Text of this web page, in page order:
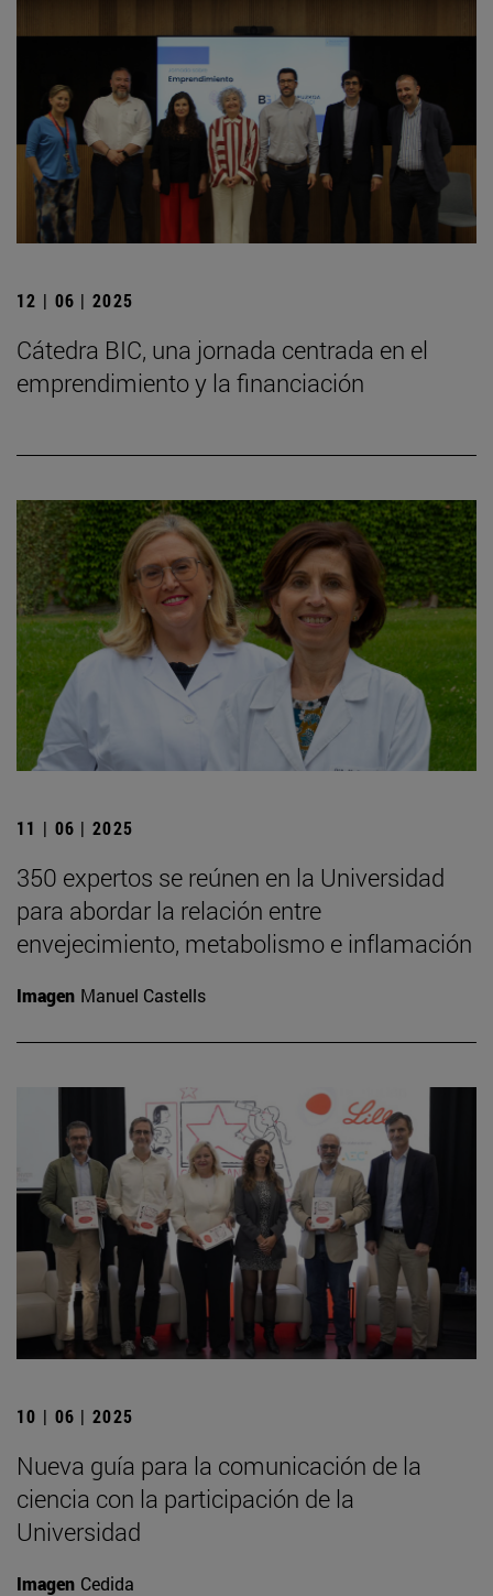
12 | 06 | 2025
Cátedra BIC, una jornada centrada en el
emprendimiento y la financiación
11 | 06 | 2025
350 expertos se reúnen en la Universidad
para abordar la relación entre
envejecimiento, metabolismo e inflamación
Imagen Manuel Castells
10 | 06 | 2025
Nueva guía para la comunicación de la
ciencia con la participación de la
Universidad
Imagen Cedida